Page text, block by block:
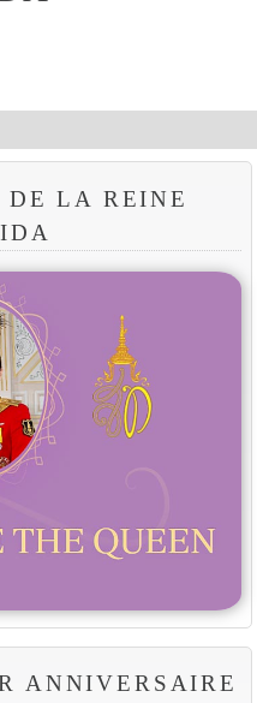
LA REINE
ANNIVERSAIRE